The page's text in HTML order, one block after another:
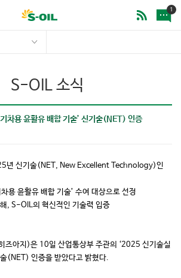
1
S-OIL 소식
차용 윤활유 배합 기술’ 신기술(NET) 인증
년 신기술(NET, New Excellent Technology)인
용 윤활유 배합 기술’ 수여 대상으로 선정
, S-OIL의 혁신적인 기술력 입증
즈아지)은 10일 산업통상부 주관의 ‘2025 신기술실
(NET) 인증을 받았다고 밝혔다.